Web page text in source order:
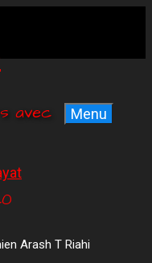
Menu
avec
Arash T Riahi